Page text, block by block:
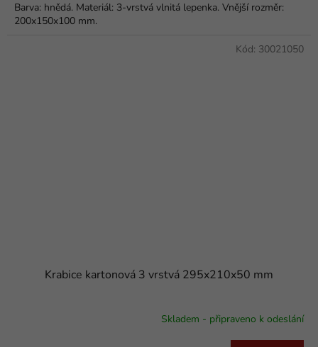
Barva: hnědá. Materiál: 3-vrstvá vlnitá lepenka. Vnější rozměr:
200x150x100 mm.
Krabice kartonová 3 vrstvá 295x210x50 mm
Skladem - připraveno k odeslání
Kód: 30021050